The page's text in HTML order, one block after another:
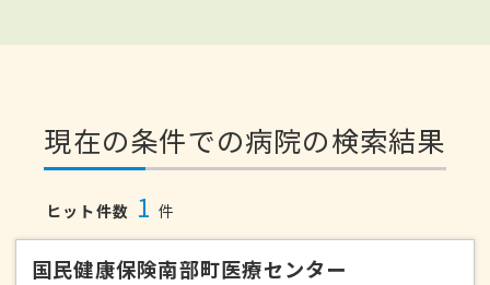
現在の条件での病院の検索結果
ヒット件数 1 件
国民健康保険南部町医療センター